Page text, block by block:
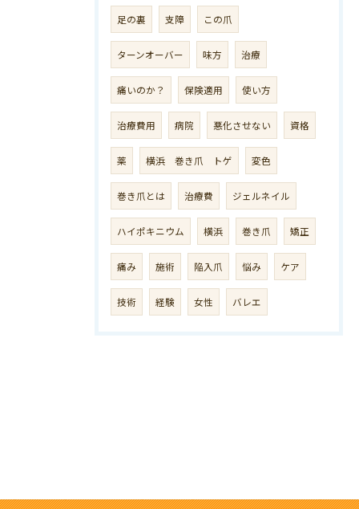
足の裏 支障 この爪
ターンオーバー 味方 治療
痛いのか？ 保険適用 使い方
治療費用 病院 悪化させない 資格
薬 横浜 巻き爪 トゲ 変色
巻き爪とは 治療費 ジェルネイル
ハイポキニウム 横浜 巻き爪 矯正
痛み 施術 陥入爪 悩み ケア
技術 経験 女性 バレエ